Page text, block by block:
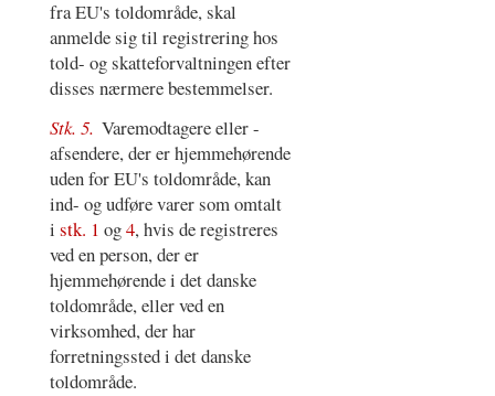
fra EU's toldområde, skal
anmelde sig til registrering hos
told- og skatteforvaltningen efter
disses nærmere bestemmelser.
Stk. 5. Varemodtagere eller -
afsendere, der er hjemmehørende
uden for EU's toldområde, kan
ind- og udføre varer som omtalt
i stk. 1 og4, hvis de registreres
ved en person, der er
hjemmehørende i det danske
toldområde, eller ved en
virksomhed, der har
forretningssted i det danske
toldområde.